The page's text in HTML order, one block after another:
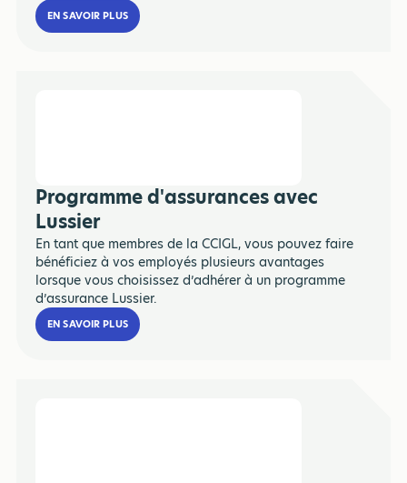
EN SAVOIR PLUS
Programme d'assurances avec
Lussier
En tant que membres de la CCIGL, vous pouvez faire
bénéficiez à vos employés plusieurs avantages
lorsque vous choisissez d’adhérer à un programme
d’assurance Lussier.
EN SAVOIR PLUS